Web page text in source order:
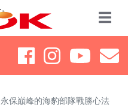
保巔峰的海豹部隊戰勝心法